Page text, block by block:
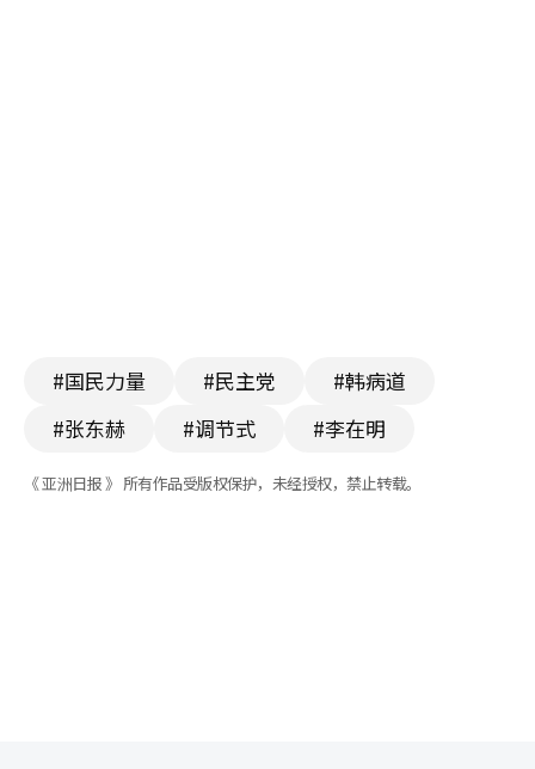
#国民力量 #民主党
#韩病道
#张东赫
#调节式 #李在明
《 亚洲日报 》 所有作品受版权保护，未经授权，禁止转载。